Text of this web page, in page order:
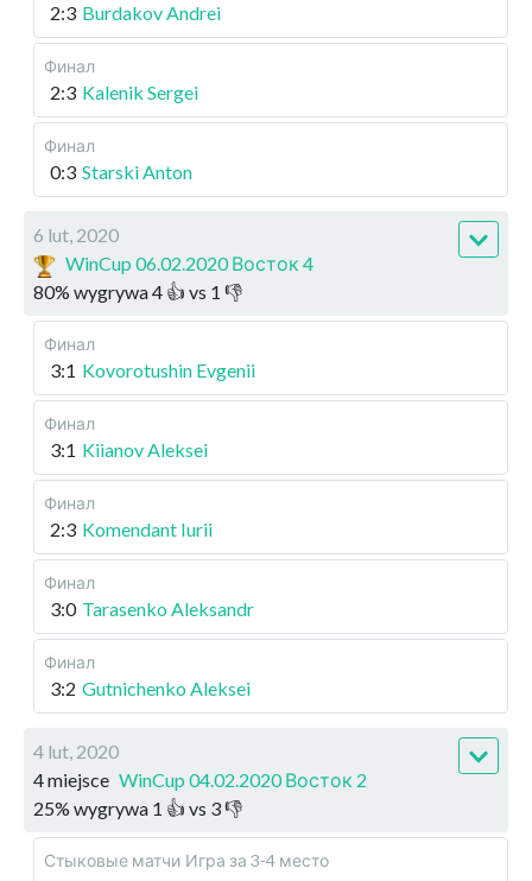
2:3 Burdakov Andrei
Финал
2:3 Kalenik Sergei
Финал
0:3 Starski Anton
6 lut, 2020
WinCup 06.02.2020 Восток 4
80% wygrywa4 👍 vs 1 👎
Финал
3:1 Kovorotushin Evgenii
Финал
3:1 Kiianov Aleksei
Финал
2:3 Komendant Iurii
Финал
3:0 Tarasenko Aleksandr
Финал
3:2 Gutnichenko Aleksei
4 lut, 2020
4 miejsce WinCup 04.02.2020 Восток 2
25% wygrywa 1 👍 vs 3👎
Стыковые матчи Игра за 3-4 место